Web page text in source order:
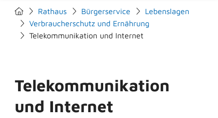
Rathaus Bürgerservice
Lebenslagen
Verbraucherschutz und Ernährung
Telekommunikation und Internet
Telekommunikation
und Internet